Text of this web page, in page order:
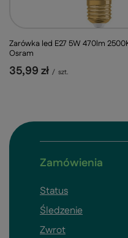
Zarówka led E27 5W 470lm
Osram
35,99 zł / szt.
Zamówienia
Status
Śledzenie
Zwrot